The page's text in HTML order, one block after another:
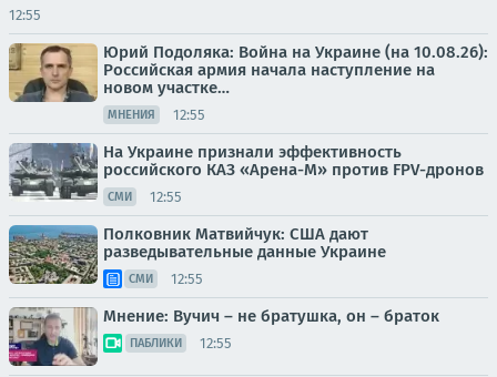
12:55
Юрий Подоляка: Война на Украине (на 10.08.26):
Российская армия начала наступление на
новом участке…
МНЕНИЯ 12:55
На Украине признали эффективность
российского КАЗ «Арена-М» против FPV-дронов
СМИ 12:55
Полковник Матвийчук: США дают
разведывательные данные Украине
СМИ 12:55
Мнение: Вучич – не братушка, он – браток
ПАБЛИКИ 12:55